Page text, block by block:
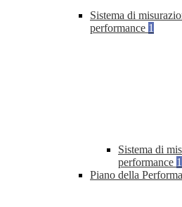
Sistema di
performance 1
Sistema di
performance 1
Piano della